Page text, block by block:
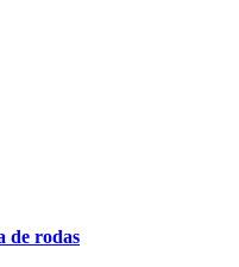
de rodas